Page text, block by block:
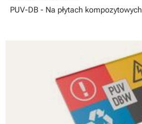
PUV-DB - Na płytach kompozytowych